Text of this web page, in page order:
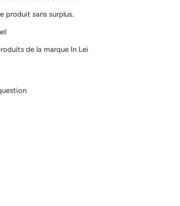
produit sans surplus.
de la marque In Lei